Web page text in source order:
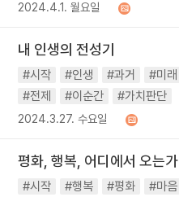
2024.4.1. 월요일
내 인생의 전성기
#시작 #인생 #과거 #미래
#전제
#이순간 #가치판단
2024.3.27. 수요일
평화, 행복, 어디에서 오는가
#시작 #행복 #평화 #마음